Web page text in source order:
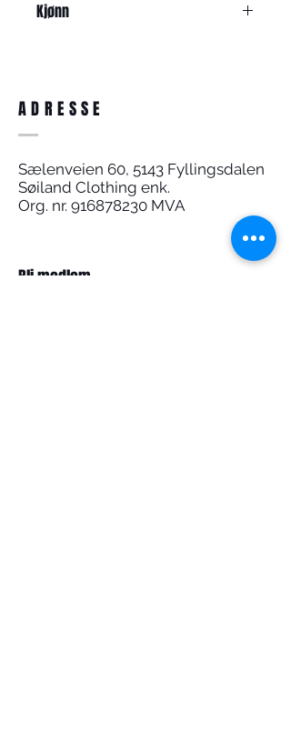
Kjønn
ADRESSE
Sælenveien 60, 5143 Fyllingsdalen
Søiland Clothing enk.
Org. nr. 916878230 MVA
Bli medlem